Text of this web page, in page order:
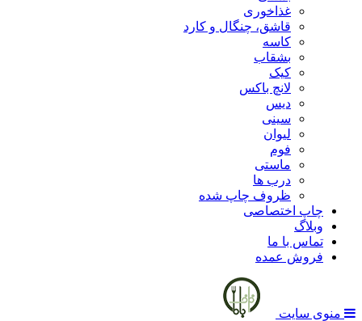
غذاخوری
قاشق، چنگال و کارد
کاسه
بشقاب
کیک
لانچ باکس
دیس
سینی
لیوان
فوم
ماستی
درب ها
ظروف چاپ شده
چاپ اختصاصی
وبلاگ
تماس با ما
فروش عمده
منوی سایت